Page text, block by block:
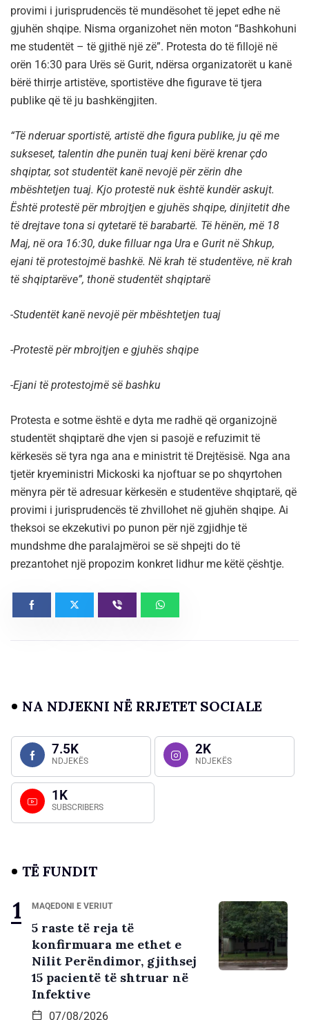
provimi i jurisprudencës të mundësohet të jepet edhe në
gjuhën shqipe. Nisma organizohet nën moton “Bashkohuni
me studentët – të gjithë një zë”. Protesta do të fillojë në
orën 16:30 para Urës së Gurit, ndërsa organizatorët u kanë
bërë thirrje artistëve, sportistëve dhe figurave të tjera
publike që të ju bashkëngjiten.
“Të nderuar sportistë, artistë dhe figura publike, ju që me
sukseset, talentin dhe punën tuaj keni bërë krenar çdo
shqiptar, sot studentët kanë nevojë për zërin dhe
mbështetjen tuaj. Kjo protestë nuk është kundër askujt.
Është protestë për mbrojtjen e gjuhës shqipe, dinjitetit dhe
të drejtave tona si qytetarë të barabartë. Të hënën, më 18
Maj, në ora 16:30, duke filluar nga Ura e Gurit në Shkup,
ejani të protestojmë bashkë. Në krah të studentëve, në krah
të shqiptarëve”, thonë studentët shqiptarë
-Studentët kanë nevojë për mbështetjen tuaj
-Protestë për mbrojtjen e gjuhës shqipe
-Ejani të protestojmë së bashku
Protesta e sotme është e dyta me radhë që organizojnë
studentët shqiptarë dhe vjen si pasojë e refuzimit të
kërkesës së tyra nga ana e ministrit të Drejtësisë. Nga ana
tjetër kryeministri Mickoski ka njoftuar se po shqyrtohen
mënyra për të adresuar kërkesën e studentëve shqiptarë, që
provimi i jurisprudencës të zhvillohet në gjuhën shqipe. Ai
theksoi se ekzekutivi po punon për një zgjidhje të
mundshme dhe paralajmëroi se së shpejti do të
prezantohet një propozim konkret lidhur me këtë çështje.
NA NDJEKNI NË RRJETET SOCIALE
7.5K
NDJEKËS
2K
NDJEKËS
1K
SUBSCRIBERS
TË FUNDIT
MAQEDONI E VERIUT
5 raste të reja të
konfirmuara me ethet e
Nilit Perëndimor, gjithsej
15 pacientë të shtruar në
Infektive
07/08/2026